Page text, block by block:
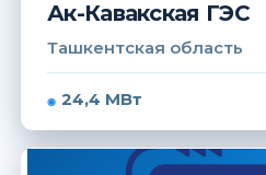
Ак-Кавакская ГЭС
Ташкентская область
24,4 МВт